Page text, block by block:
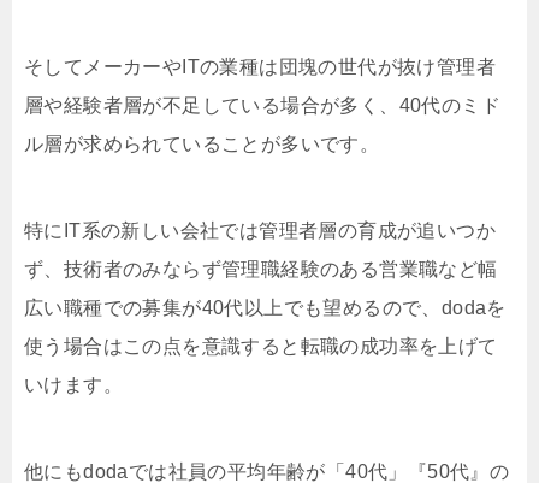
そしてメーカーやITの業種は団塊の世代が抜け管理者
層や経験者層が不足している場合が多く、40代のミド
ル層が求められていることが多いです。
特にIT系の新しい会社では管理者層の育成が追いつか
ず、技術者のみならず管理職経験のある営業職など幅
広い職種での募集が40代以上でも望めるので、dodaを
使う場合はこの点を意識すると転職の成功率を上げて
いけます。
他にもdodaでは社員の平均年齢が「40代」『50代』の